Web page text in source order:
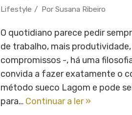
Lifestyle PorSusana Ribeiro
O quotidiano parece pedir
de trabalho, mais
compromissos -, há uma
convida a fazer exatamente o
método sueco Lagom e pode
para… Continuar a ler »